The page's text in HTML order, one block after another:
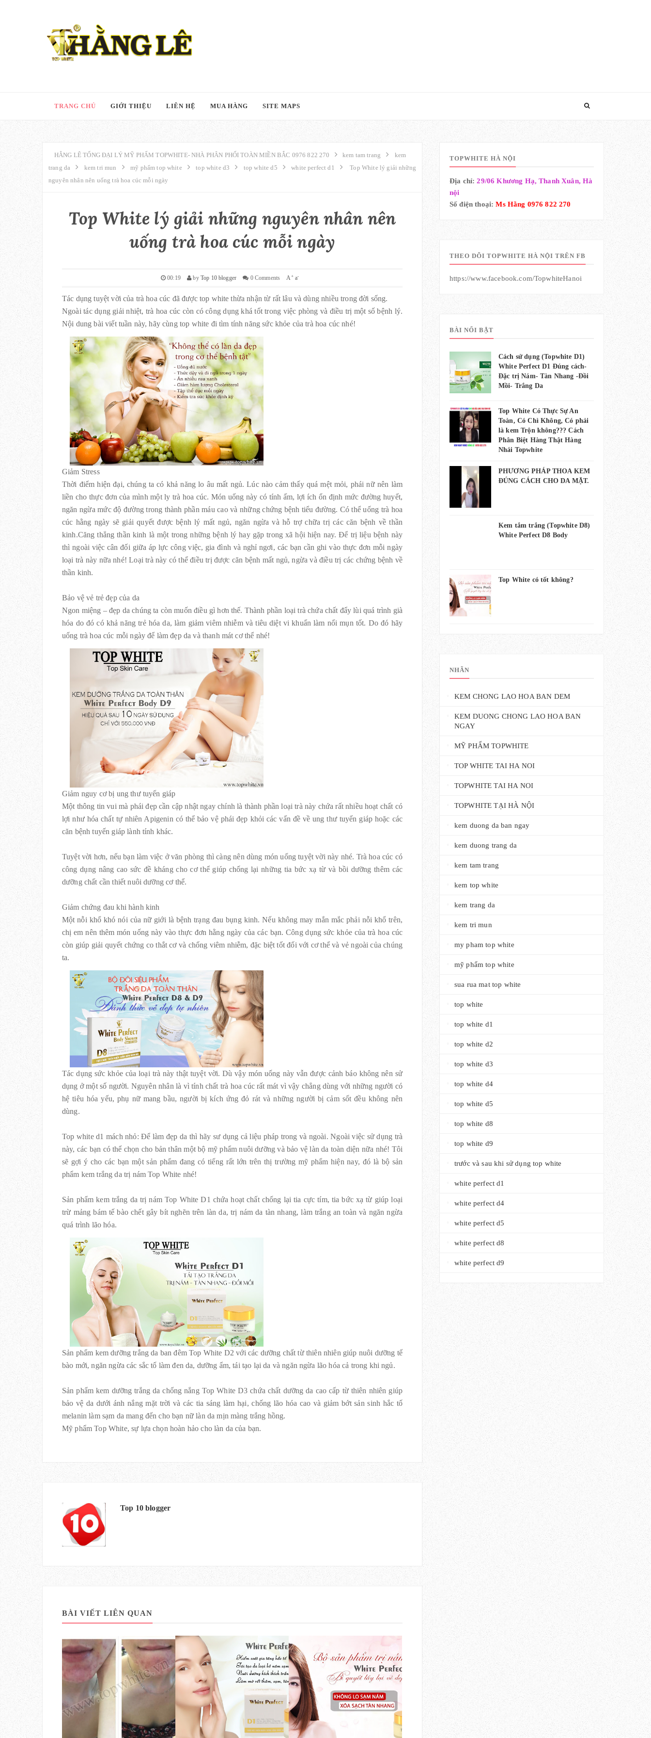
TRANG CHỦ GIỚI THIỆU LIÊN HỆ MUA HÀNG SITE MAPS
HẲNG LÊ TỔNG ĐẠI LÝ MỸ PHẨM TOPWHITE- NHÀ PHÂN PHỐI TOÀN MIỀN BẮC 0976 822 270 kem tam trang
kem
trang da
kem tri mun mỹ phẩm top white top white d3 top white d5 white perfect d1
Top White lý giải những
nguyên nhân nên uống trà hoa cúc mỗi ngày
Top White lý giải những nguyên nhân nên
uống trà hoa cúc mỗi ngày
00:19 by Top 10 blogger 0 Comments A+ a-
Tác dụng tuyệt vời của trà hoa cúc đã được top white thừa nhận từ rất lâu và dùng nhiều trong đời sống.
Ngoài tác dụng giải nhiệt, trà hoa cúc còn có công dụng khá tốt trong việc phòng và điều trị một số bệnh lý.
Nội dung bài viết tuần này, hãy cùng top white đi tìm tính năng sức khỏe của trà hoa cúc nhé!
Giảm Stress
Thời điểm hiện đại, chúng ta có khả năng lo âu mất ngủ. Lúc nào cảm thấy quá mệt mỏi, phái nữ nên làm
liền cho thực đơn của mình một ly trà hoa cúc. Món uống này có tính ấm, lợi ích ổn định mức đường huyết,
ngăn ngừa mức độ đường trong thành phần máu cao và những chứng bệnh tiểu đường. Có thể uống trà hoa
cúc hằng ngày sẽ giải quyết được bệnh lý mất ngủ, ngăn ngừa và hỗ trợ chữa trị các căn bệnh về thần
kinh.Căng thẳng thần kinh là một trong những bệnh lý hay gặp trong xã hội hiện nay. Để trị liệu bệnh này
thì ngoài việc cân đối giữa áp lực công việc, gia đình và nghỉ ngơi, các bạn cần ghi vào thực đơn mỗi ngày
loại trà này nữa nhé! Loại trà này có thể điều trị được căn bệnh mất ngủ, ngừa và điều trị các chứng bệnh về
thần kinh.
Bảo vệ vẻ trẻ đẹp của da
Ngon miệng – đẹp da chúng ta còn muốn điều gì hơn thế. Thành phần loại trà chứa chất đẩy lùi quá trình già
hóa do đó có khả năng trẻ hóa da, làm giảm viêm nhiễm và tiêu diệt vi khuẩn làm nổi mụn tốt. Do đó hãy
uống trà hoa cúc mỗi ngày để làm đẹp da và thanh mát cơ thể nhé!
Giảm nguy cơ bị ung thư tuyến giáp
Một thông tin vui mà phái đẹp cần cập nhật ngay chính là thành phần loại trà này chứa rất nhiều hoạt chất có
lợi như hóa chất tự nhiên Apigenin có thể bảo vệ phái đẹp khỏi các vấn đề về ung thư tuyến giáp hoặc các
căn bệnh tuyến giáp lành tính khác.
Tuyệt vời hơn, nếu bạn làm việc ở văn phòng thì càng nên dùng món uống tuyệt vời này nhé. Trà hoa cúc có
công dụng nâng cao sức đề kháng cho cơ thể giúp chống lại những tia bức xạ từ và bồi dưỡng thêm các
dưỡng chất cần thiết nuôi dưỡng cơ thể.
Giảm chứng đau khi hành kinh
Một nỗi khổ khó nói của nữ giới là bệnh trạng đau bụng kinh. Nếu không may mắn mắc phải nỗi khổ trên,
chị em nên thêm món uống này vào thực đơn hằng ngày của các bạn. Công dụng sức khỏe của trà hoa cúc
còn giúp giải quyết chứng co thắt cơ và chống viêm nhiễm, đặc biệt tốt đối với cơ thể và vẻ ngoài của chúng
ta.
Tác dụng sức khỏe của loại trà này thật tuyệt vời. Dù vậy món uống này vẫn được cảnh báo không nên sử
dụng ở một số người. Nguyên nhân là vì tính chất trà hoa cúc rất mát vì vậy chẳng dùng với những người có
hệ tiêu hóa yếu, phụ nữ mang bầu, người bị kích ứng đỏ rát và những người bị cảm sốt đều không nên
dùng.
Top white d1 mách nhỏ: Để làm đẹp da thì hãy sư dụng cả liệu pháp trong và ngoài. Ngoài việc sử dụng trà
này, các bạn có thể chọn cho bản thân một bộ mỹ phẩm nuôi dưỡng và bảo vệ làn da toàn diện nữa nhé! Tôi
sẽ gợi ý cho các bạn một sản phẩm đang có tiếng rất lớn trên thị trường mỹ phẩm hiện nay, đó là bộ sản
phẩm kem trắng da trị nám Top White nhé!
Sản phẩm kem trắng da trị nám Top White D1 chứa hoạt chất chống lại tia cực tím, tia bức xạ từ giúp loại
trừ mảng bám tế bào chết gây bít nghẽn trên làn da, trị nám da tàn nhang, làm trắng an toàn và ngăn ngừa
quá trình lão hóa.
Sản phẩm kem dưỡng trắng da ban đêm Top White D2 với các dưỡng chất từ thiên nhiên giúp nuôi dưỡng tế
bào mới, ngăn ngừa các sắc tố làm đen da, dưỡng ẩm, tái tạo lại da và ngăn ngừa lão hóa cả trong khi ngủ.
Sản phẩm kem dưỡng trắng da chống nắng Top White D3 chứa chất dưỡng da cao cấp từ thiên nhiên giúp
bảo vệ da dưới ánh nắng mặt trời và các tia sáng làm hại, chống lão hóa cao và giảm bớt sản sinh hắc tố
melanin làm sạm da mang đến cho bạn nữ làn da mịn màng trắng hồng.
Mỹ phẩm Top White, sự lựa chọn hoàn hảo cho làn da của bạn.
Top 10 blogger
BÀI VIẾT LIÊN QUAN
TOPWHITE HÀ NỘI
Địa chỉ:29/06 Khương Hạ, Thanh Xuân, Hà
nội
Số điện thoại:Ms Hằng 0976 822 270
THEO DÕI TOPWHITE HÀ NỘI TRÊN FB
https://www.facebook.com/TopwhiteHanoi
BÀI NỔI BẬT
Cách sử dụng (Topwhite D1)
White Perfect D1 Đúng cách-
Đặc trị Nám- Tàn Nhang -Đồi
Mồi- Trắng Da
Top White Có Thực Sự An
Toàn, Có Chì Không, Có phải
là kem Trộn không??? Cách
Phân Biệt Hàng Thật Hàng
Nhái Topwhite
PHƯƠNG PHÁP THOA KEM
ĐÚNG CÁCH CHO DA MẶT.
Kem tắm trắng (Topwhite D8)
White Perfect D8 Body
Top White có tốt không?
NHÃN
KEM CHONG LAO HOA BAN DEM
KEM DUONG CHONG LAO HOA BAN
NGAY
MỸ PHẨM TOPWHITE
TOP WHITE TAI HA NOI
TOPWHITE TAI HA NOI
TOPWHITE TẠI HÀ NỘI
kem duong da ban ngay
kem duong trang da
kem tam trang
kem top white
kem trang da
kem tri mun
my pham top white
mỹ phẩm top white
sua rua mat top white
top white
top white d1
top white d2
top white d3
top white d4
top white d5
top white d8
top white d9
trước và sau khi sử dụng top white
white perfect d1
white perfect d4
white perfect d5
white perfect d8
white perfect d9